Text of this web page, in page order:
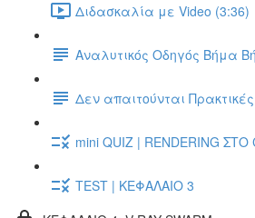
Διδασκαλία με Video (3:36)
Αναλυτικός Οδηγός Βήμα
Δεν απαιτούνται
mini QUIZ | RENDERING ΣΤΟ
TEST | ΚΕΦΑΛΑΙΟ 3